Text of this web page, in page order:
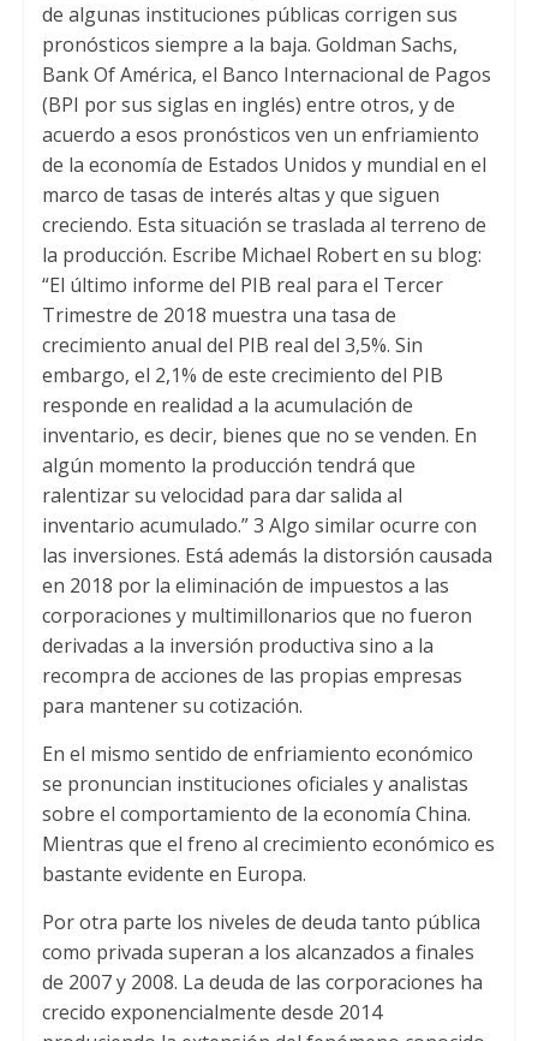
de algunas instituciones públicas corrigen sus
pronósticos siempre a la baja. Goldman Sachs,
Bank Of América, el Banco Internacional de Pagos
(BPI por sus siglas en inglés) entre otros, y de
acuerdo a esos pronósticos ven un enfriamiento
de la economía de Estados Unidos y mundial en el
marco de tasas de interés altas y que siguen
creciendo. Esta situación se traslada al terreno de
la producción. Escribe Michael Robert en su blog:
“El último informe del PIB real para el Tercer
Trimestre de 2018 muestra una tasa de
crecimiento anual del PIB real del 3,5%. Sin
embargo, el 2,1% de este crecimiento del PIB
responde en realidad a la acumulación de
inventario, es decir, bienes que no se venden. En
algún momento la producción tendrá que
ralentizar su velocidad para dar salida al
inventario acumulado.” 3 Algo similar ocurre con
las inversiones. Está además la distorsión causada
en 2018 por la eliminación de impuestos a las
corporaciones y multimillonarios que no fueron
derivadas a la inversión productiva sino a la
recompra de acciones de las propias empresas
para mantener su cotización.
En el mismo sentido de enfriamiento económico
se pronuncian instituciones oficiales y analistas
sobre el comportamiento de la economía China.
Mientras que el freno al crecimiento económico es
bastante evidente en Europa.
Por otra parte los niveles de deuda tanto pública
como privada superan a los alcanzados a finales
de 2007 y 2008. La deuda de las corporaciones ha
crecido exponencialmente desde 2014